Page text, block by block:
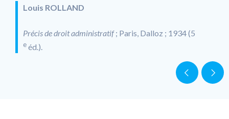
Louis ROLLAND
Précis de droit administratif; Paris, Dalloz ; 1934 (5
eéd.).